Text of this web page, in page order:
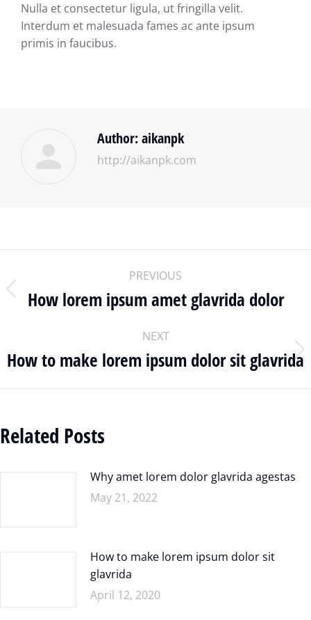
Nulla et consectetur ligula, ut fringilla velit.
Interdum et malesuada fames ac ante ipsum
primis in faucibus.
Author:aikanpk
http://aikanpk.com
PREVIOUS
How lorem ipsum amet glavrida dolor
NEXT
How to make lorem ipsum dolor sit glavrida
Related Posts
Why amet lorem dolor glavrida agestas
May 21, 2022
How to make lorem ipsum dolor sit
glavrida
April 12, 2020